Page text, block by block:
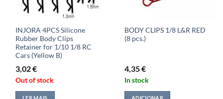
INJORA 4PCS Silicone
Rubber Body Clips
Retainer for 1/10 1/8 RC
Cars (Yellow B)
3,02€
Out of stock
LER MAIS
BODY CLIPS 1/8 L&R RED
(8 pcs.)
4,35€
In stock
ADICIONAR